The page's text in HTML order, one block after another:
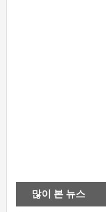
많이 본 뉴스